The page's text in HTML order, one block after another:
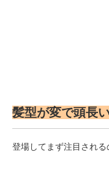
髪型が変で頭長
登場してまず注目される